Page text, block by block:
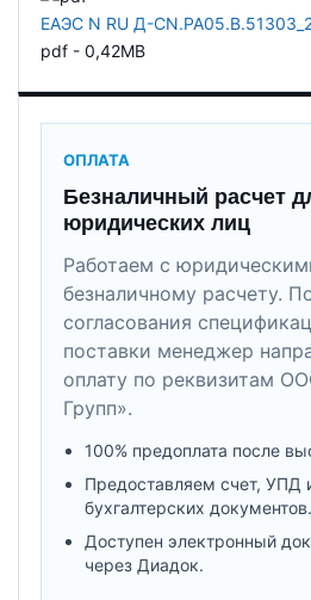
ЕАЭС N RU Д-
pdf - 0,42MB
ОПЛАТА
Безналичный расчет
юридических лиц
Работаем с
безналичному расчету.
согласования
поставки менеджер
оплату по реквизитам
Групп».
100% предоплата после
Предоставляем счет, УПД
бухгалтерских документов.
Доступен электронный
через Диадок.